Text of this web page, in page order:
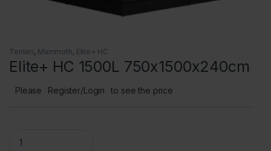
Tenten, Mammoth, Elite+ HC
Elite+ HC 1500L 750x1500x240cm
Please Register/Login to see the price